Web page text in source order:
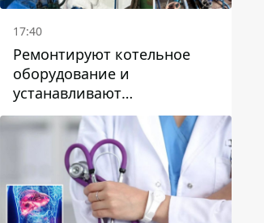
17:40
Ремонтируют котельное
оборудование и
устанавливают
генераторные установки:
как в Днепре готовятся к
отопительному сезону